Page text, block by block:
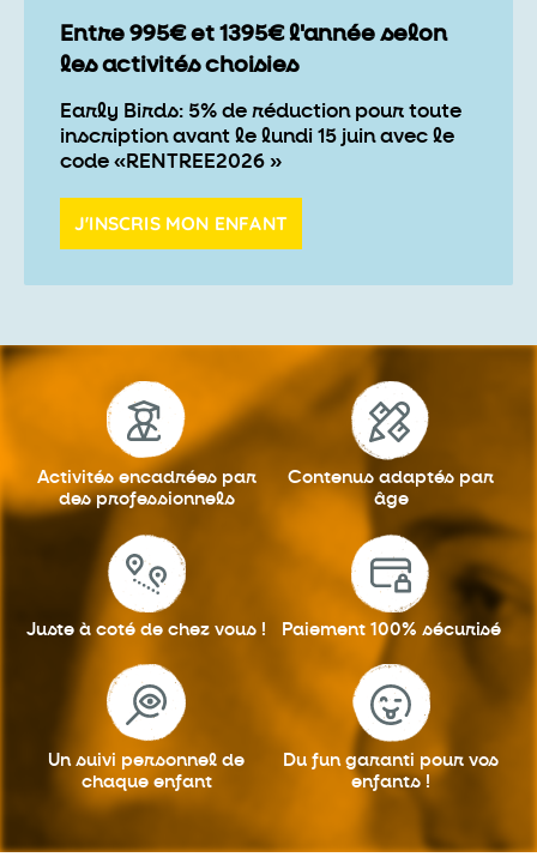
Entre 995€ et 1395€ l'année selon
les activités choisies
Early Birds: 5% de réduction pour toute
inscription avant le lundi 15 juin avec le
code «RENTREE2026 »
J'INSCRIS MON ENFANT
Activités encadrées par
des professionnels
Contenus adaptés par
âge
Juste à coté de chez vous ! Paiement 100% sécurisé
Un suivi personnel de
chaque enfant
Du fun garanti pour vos
enfants !